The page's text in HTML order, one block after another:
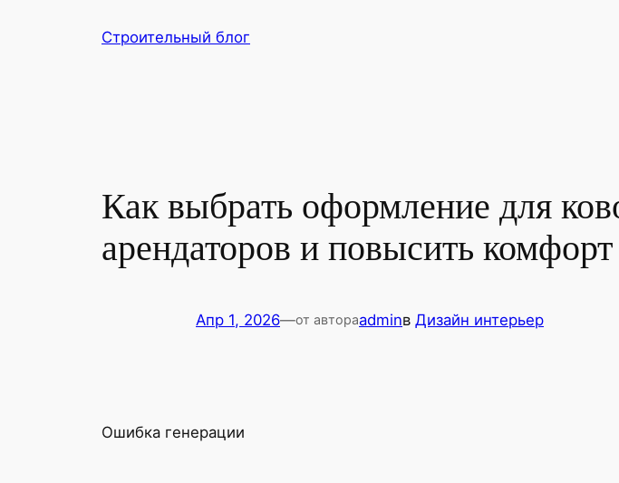
Строительный блог
Как выбрать оформление для
арендаторов и повысить комфорт
Апр 1, 2026—от автораadminв Дизайн интерьер
Ошибка генерации